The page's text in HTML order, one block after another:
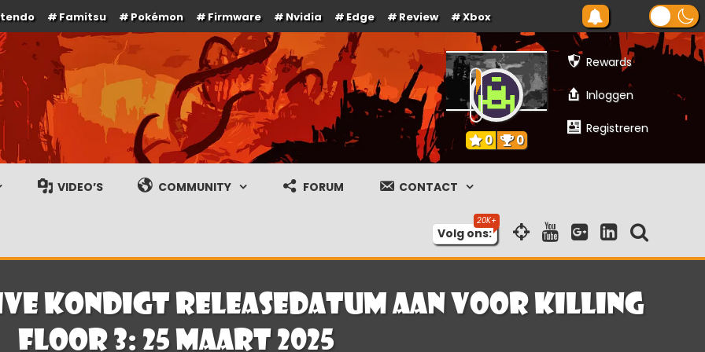
Famitsu Pokémon Firmware Nvidia Edge Review Xbox
gameplay streams
Rewards
Inloggen
Registreren
0 0
VIDEO’S COMMUNITY FORUM CONTACT
Volg ons:
kondigt releasedatum aan voor Killing
Floor 3: 25 maart 2025